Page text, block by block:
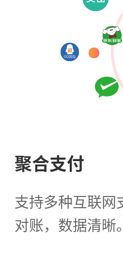
聚合支付
支持多种互联网
对账，数据清晰。